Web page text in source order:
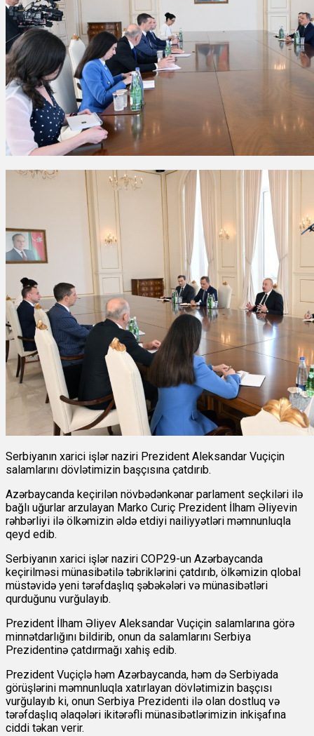
Serbiyanın xarici işlər naziri Prezident Aleksandar Vuçiçin
salamlarını dövlətimizin başçısına çatdırıb.
Azərbaycanda keçirilən növbədənkənar parlament seçkiləri ilə
bağlı uğurlar arzulayan Marko Curiç Prezident İlham Əliyevin
rəhbərliyi ilə ölkəmizin əldə etdiyi nailiyyətləri məmnunluqla
qeyd edib.
Serbiyanın xarici işlər naziri COP29-un Azərbaycanda
keçirilməsi münasibətilə təbriklərini çatdırıb, ölkəmizin qlobal
müstəvidə yeni tərəfdaşlıq şəbəkələri və münasibətləri
qurduğunu vurğulayıb.
Prezident İlham Əliyev Aleksandar Vuçiçin salamlarına görə
minnətdarlığını bildirib, onun da salamlarını Serbiya
Prezidentinə çatdırmağı xahiş edib.
Prezident Vuçiçlə həm Azərbaycanda, həm də Serbiyada
görüşlərini məmnunluqla xatırlayan dövlətimizin başçısı
vurğulayıb ki, onun Serbiya Prezidenti ilə olan dostluq və
tərəfdaşlıq əlaqələri ikitərəfli münasibətlərimizin inkişafına
ciddi təkan verir.